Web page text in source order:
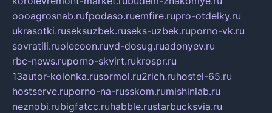
oooagrosnab.rufpodaso.ruemfire.rupro-otdelky.ru
ukrasotki.ruseksuzbek.ruseks-uzbek.ruporno-vk.ru
sovratili.ruolecoon.ruvd-dosug.ruadonyev.ru
rbc-news.ruporno-skvirt.rukrospr.ru
13autor-kolonka.rusormol.ru2rich.ruhostel-65.ru
hostserve.ruporno-na-russkom.rumishinlab.ru
neznobi.rubigfatcc.ruhabble.rustarbucksvia.ru